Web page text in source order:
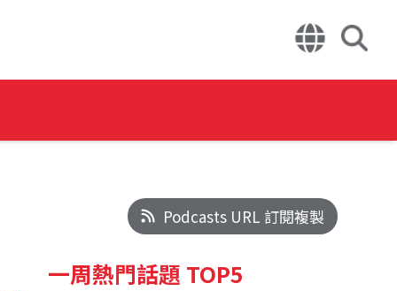
Podcasts URL 訂閱複製
一周熱門話題 TOP5